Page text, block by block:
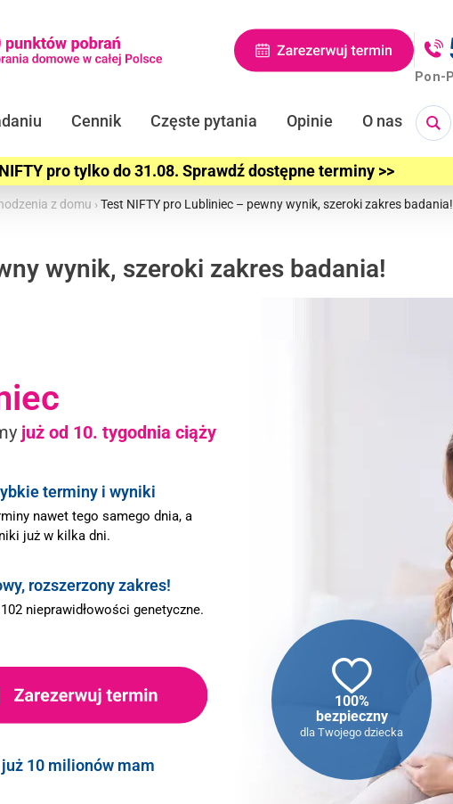
Cennik Częste pytania Opinie O nas
pro tylko do 31.08. Sprawdź dostępne terminy >>
z domu ›Test NIFTY pro Lubliniec – pewny wynik, szeroki zakres badania!
wynik, szeroki zakres badania!
już od 10. tygodnia ciąży
terminy i wyniki
nawet tego samego dnia, a
już w kilka dni.
rozszerzony zakres!
nieprawidłowości genetyczne.
już 10 milionów mam
100%
bezpieczny
dla Twojego dziecka